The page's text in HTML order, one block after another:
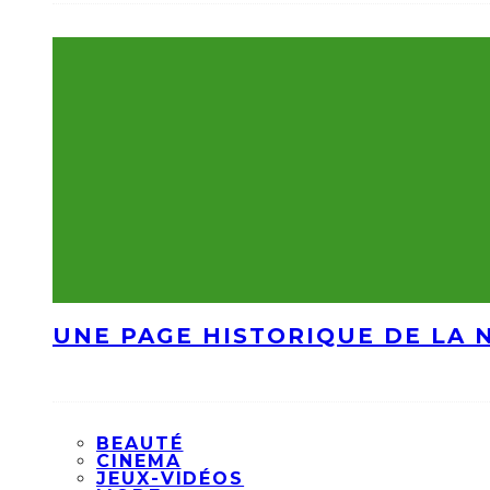
UNE PAGE HISTORIQUE DE LA
BEAUTÉ
CINEMA
JEUX-VIDÉOS